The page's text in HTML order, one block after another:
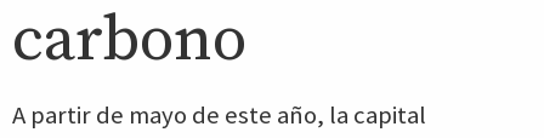
carbono
A partir de mayo de este año, la capital